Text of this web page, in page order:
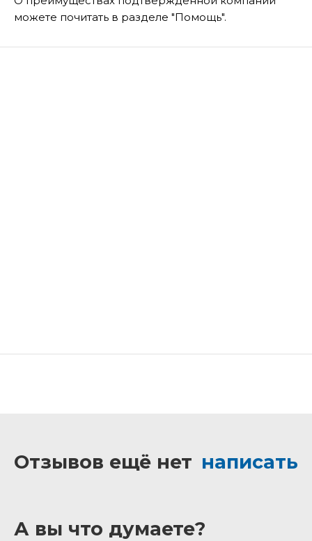
можете почитать в разделе "Помощь".
Отзывов ещё нет написать
А вы что думаете?